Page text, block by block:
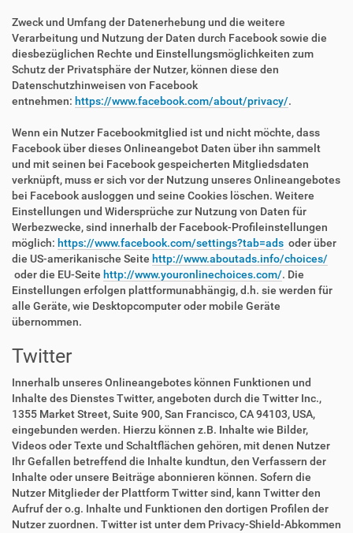
Zweck und Umfang der Datenerhebung und die weitere
Verarbeitung und Nutzung der Daten durch Facebook sowie die
diesbezüglichen Rechte und Einstellungsmöglichkeiten zum
Schutz der Privatsphäre der Nutzer, können diese den
Datenschutzhinweisen von Facebook
entnehmen: https://www.facebook.com/about/privacy/.
Wenn ein Nutzer Facebookmitglied ist und nicht möchte, dass
Facebook über dieses Onlineangebot Daten über ihn sammelt
und mit seinen bei Facebook gespeicherten Mitgliedsdaten
verknüpft, muss er sich vor der Nutzung unseres Onlineangebotes
bei Facebook ausloggen und seine Cookies löschen. Weitere
Einstellungen und Widersprüche zur Nutzung von Daten für
Werbezwecke, sind innerhalb der Facebook-Profileinstellungen
möglich: https://www.facebook.com/settings?tab=ads oder über
die US-amerikanische Seite http://www.aboutads.info/choices/
oder die EU-Seite http://www.youronlinechoices.com/. Die
Einstellungen erfolgen plattformunabhängig, d.h. sie werden für
alle Geräte, wie Desktopcomputer oder mobile Geräte
übernommen.
Twitter
Innerhalb unseres Onlineangebotes können Funktionen und
Inhalte des Dienstes Twitter, angeboten durch die Twitter Inc.,
1355 Market Street, Suite 900, San Francisco, CA 94103, USA,
eingebunden werden. Hierzu können z.B. Inhalte wie Bilder,
Videos oder Texte und Schaltflächen gehören, mit denen Nutzer
Ihr Gefallen betreffend die Inhalte kundtun, den Verfassern der
Inhalte oder unsere Beiträge abonnieren können. Sofern die
Nutzer Mitglieder der Plattform Twitter sind, kann Twitter den
Aufruf der o.g. Inhalte und Funktionen den dortigen Profilen der
Nutzer zuordnen. Twitter ist unter dem Privacy-Shield-Abkommen